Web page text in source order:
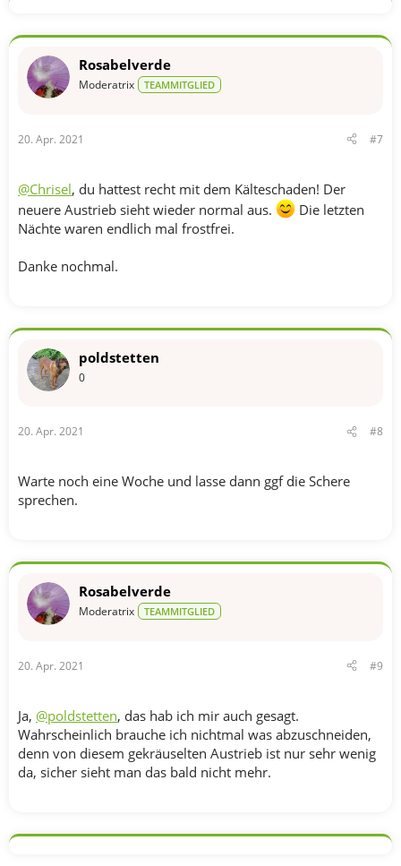
Rosabelverde
Moderatrix TEAMMITGLIED
20. Apr. 2021 #7
@Chrisel, du hattest recht mit dem Kälteschaden! Der
neuere Austrieb sieht wieder normal aus.
Die letzten
Nächte waren endlich mal frostfrei.
Danke nochmal.
poldstetten
0
20. Apr. 2021 #8
Warte noch eine Woche und lasse dann ggf die Schere
sprechen.
Rosabelverde
Moderatrix TEAMMITGLIED
20. Apr. 2021 #9
Ja, @poldstetten, das hab ich mir auch gesagt.
Wahrscheinlich brauche ich nichtmal was abzuschneiden,
denn von diesem gekräuselten Austrieb ist nur sehr wenig
da, sicher sieht man das bald nicht mehr.